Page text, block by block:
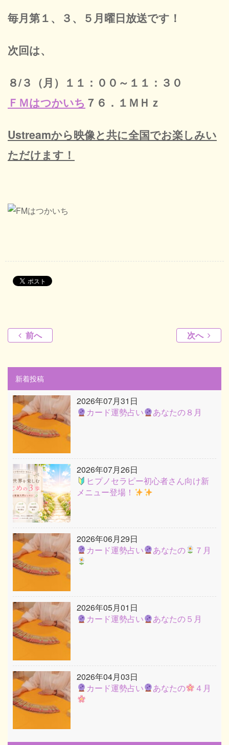
毎月第１、３、５月曜日放送です！
次回は、
８/３（月）１１：００～１１：３０
ＦＭはつかいち ７６．１ＭＨｚ
Ustreamから映像と共に全国でお楽しみい
ただけます！
前へ 次へ
新着投稿
2026年07月31日
カード運勢占い
あなたの８月
2026年07月26日
ヒプノセラピー初心者さん向け新
メニュー登場！
2026年06月29日
カード運勢占い
あなたの ７月
2026年05月01日
カード運勢占い
あなたの５月
2026年04月03日
カード運勢占い
あなたの ４月